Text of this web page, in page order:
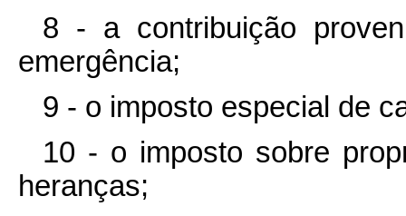
8 - a contribuição
emergência;
9 - o imposto especial de
10 - o imposto sobre
heranças;